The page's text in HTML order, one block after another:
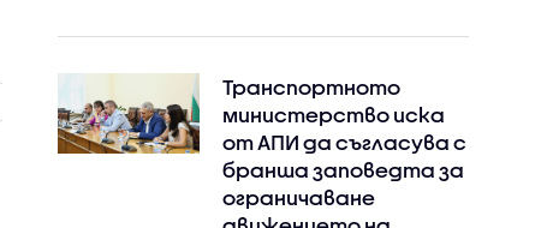
Instagram
Транспортното
министерство иска
от АПИ да съгласува с
бранша заповедта за
ограничаване